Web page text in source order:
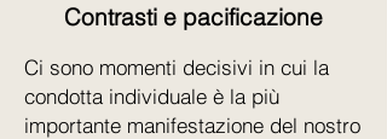
Contrasti e pacificazione
Ci sono momenti decisivi in ​​cui la
condotta individuale è la più
importante manifestazione del nostro